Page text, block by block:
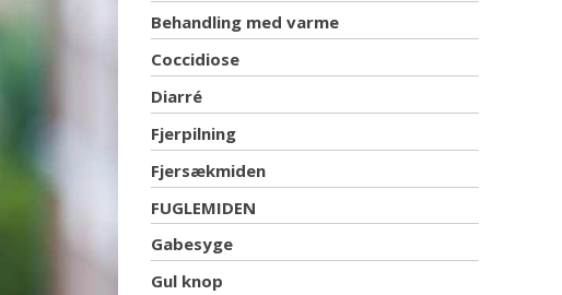
Behandling med varme
Coccidiose
Diarré
Fjerpilning
Fjersækmiden
FUGLEMIDEN
Gabesyge
Gul knop